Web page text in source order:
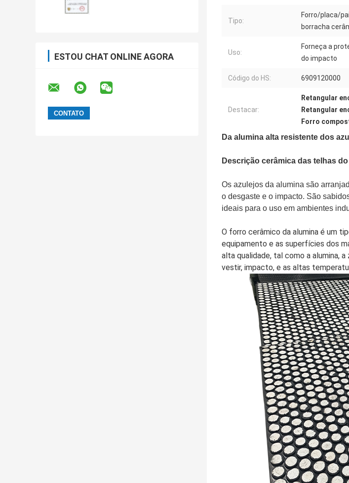
ESTOU CHAT ONLINE AGORA
Tipo:
Forro/placa/
borracha
Uso:
Forneça a
do impacto
Código do HS: 6909120000
Destacar:
Retangular
Retangular
Forro
Da alumina alta resistente dos
Descrição cerâmica das telhas
Os azulejos da alumina são
o desgaste e o impacto. São
ideais para o uso em ambientes
O forro cerâmico da alumina é um
equipamento e as superfícies dos
alta qualidade, tal como a alumina,
vestir, impacto, e as altas